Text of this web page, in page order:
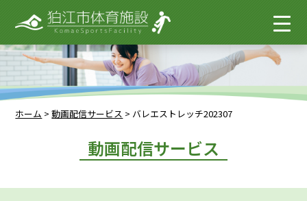
ホーム >動画配信サービス > バレエストレッチ202307
動画配信サービス